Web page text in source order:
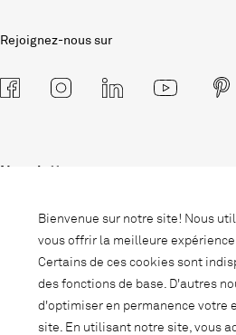
Rejoignez-nous sur
Newsletter
Abonnez-vous à notre newsletter et
soyez informé des promotions, des
nouveautés et des trends d'intérieur.
Bienvenue sur notre site! Nous
vous offrir la meilleure expérience
Certains de ces cookies sont
des fonctions de base. D'autres
d'optimiser en permanence votre
site. En utilisant notre site, vous